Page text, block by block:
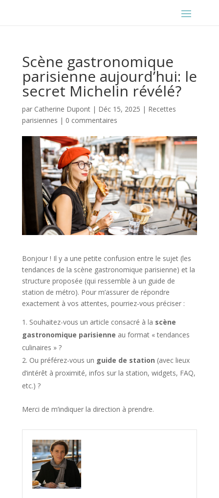
Scène gastronomique
parisienne aujourd’hui: le
secret Michelin révélé?
par Catherine Dupont| Déc 15, 2025 | Recettes
parisiennes | 0 commentaires
Bonjour ! Il y a une petite confusion entre le sujet (les
tendances de la scène gastronomique parisienne) et la
structure proposée (qui ressemble à un guide de
station de métro). Pour m’assurer de répondre
exactement à vos attentes, pourriez-vous préciser :
Souhaitez-vous un article consacré à la scène
gastronomique parisienne au format « tendances
culinaires » ?
Ou préférez-vous un guide de station (avec lieux
d’intérêt à proximité, infos sur la station, widgets, FAQ,
etc.) ?
Merci de m’indiquer la direction à prendre.